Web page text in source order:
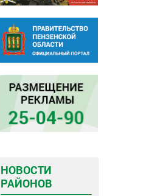
НОВОСТИ
РАЙОНОВ